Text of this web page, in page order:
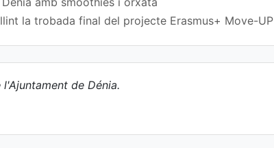
la trobada final del projecte Erasmus+ Move-UP
de Dénia.